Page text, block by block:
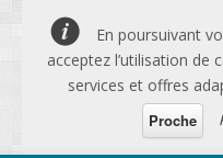
En poursuivant
acceptez l’utilisation de
services et offres
Proche